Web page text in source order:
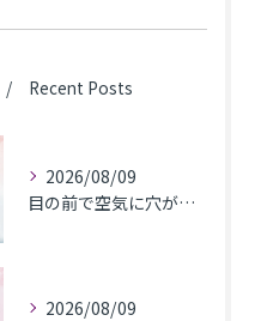
Recent Posts
2026/08/09
目の前で空気に穴が空いた(最終編)邪悪な群衆の視線と空中の笑い声
2026/08/09